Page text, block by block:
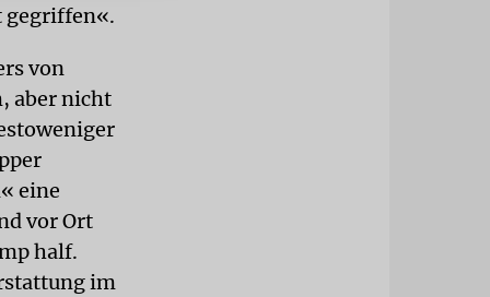
gegriffen«.
von
aber nicht
eine
vor Ort
half.
im